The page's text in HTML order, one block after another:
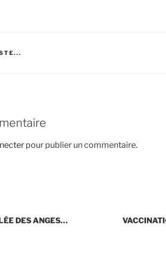
pour publier un commentaire.
DES ANGES…